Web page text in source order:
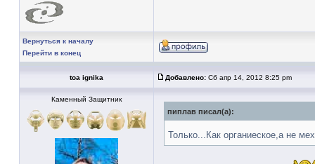
Вернуться к началу
Перейти в конец
toa ignika Добавлено: Сб апр 14, 2012 8:25 pm
Каменный Защитник
пиплав писал(а):
Только...Как органиеское,а не